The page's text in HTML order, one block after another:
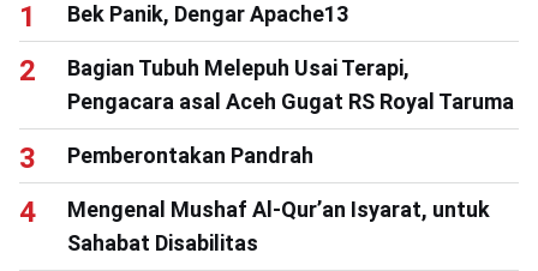
Bek Panik, Dengar Apache13
Bagian Tubuh Melepuh Usai Terapi,
Pengacara asal Aceh Gugat RS Royal Taruma
Pemberontakan Pandrah
Mengenal Mushaf Al-Qur’an Isyarat, untuk
Sahabat Disabilitas